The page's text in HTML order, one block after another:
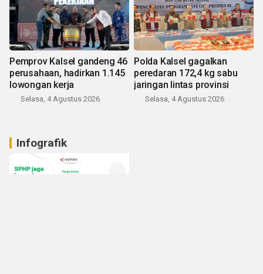
Pemprov Kalsel gandeng 46
perusahaan, hadirkan 1.145
lowongan kerja
Selasa, 4 Agustus 2026
Polda Kalsel gagalkan
peredaran 172,4 kg sabu
jaringan lintas provinsi
Selasa, 4 Agustus 2026
Infografik